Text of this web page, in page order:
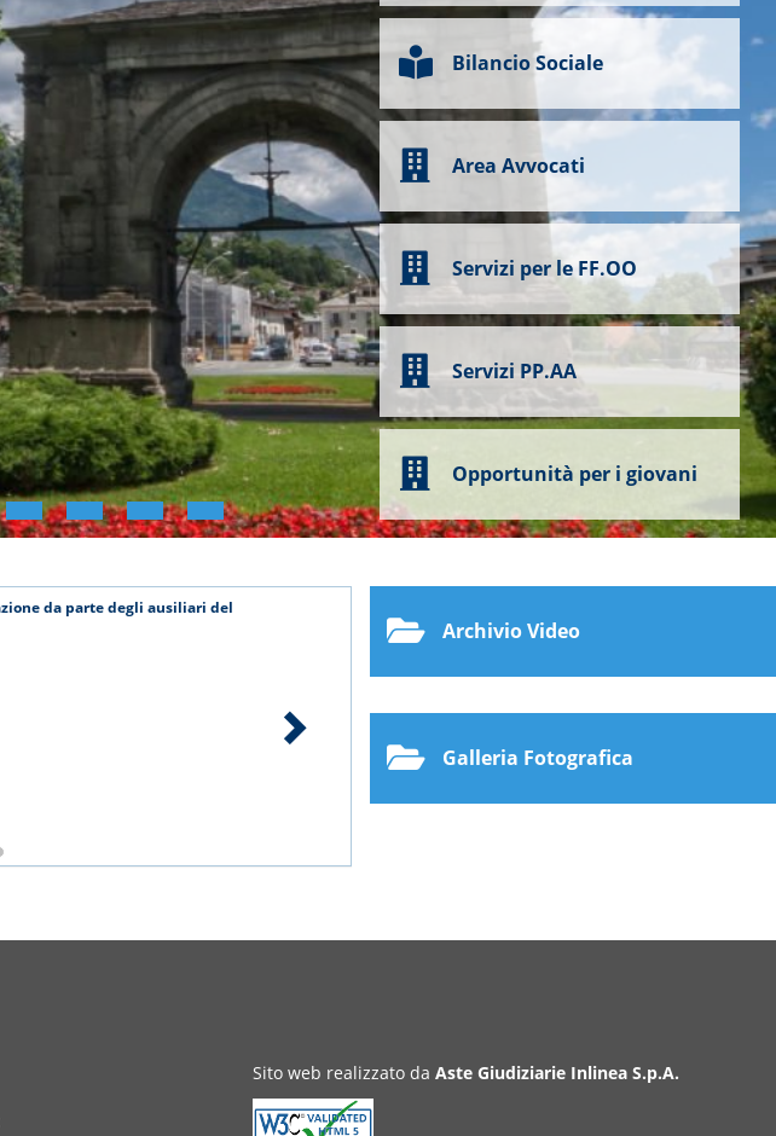
Bilancio Sociale
Area Avvocati
Servizi per le FF.OO
Servizi PP.AA
Opportunità per i giovani
da parte degli ausiliari del
Archivio Video
Galleria Fotografica
Sito web realizzato da Aste Giudiziarie Inlinea S.p.A.